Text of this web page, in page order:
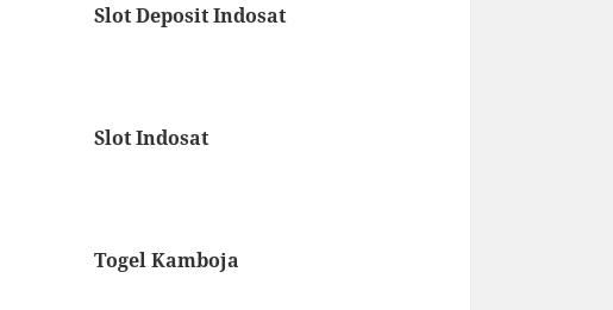
Slot Deposit Indosat
Slot Indosat
Togel Kamboja